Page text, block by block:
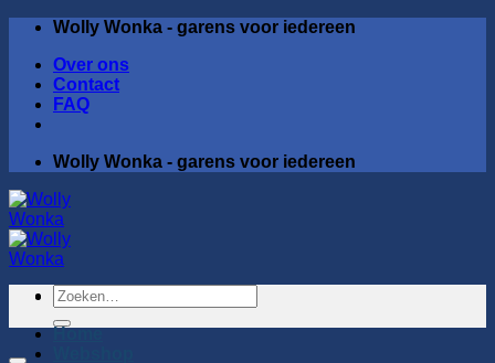
inhoud
Wolly Wonka - garens voor iedereen
Over ons
Contact
FAQ
Wolly Wonka - garens voor iedereen
Home
Zoeken
naar: